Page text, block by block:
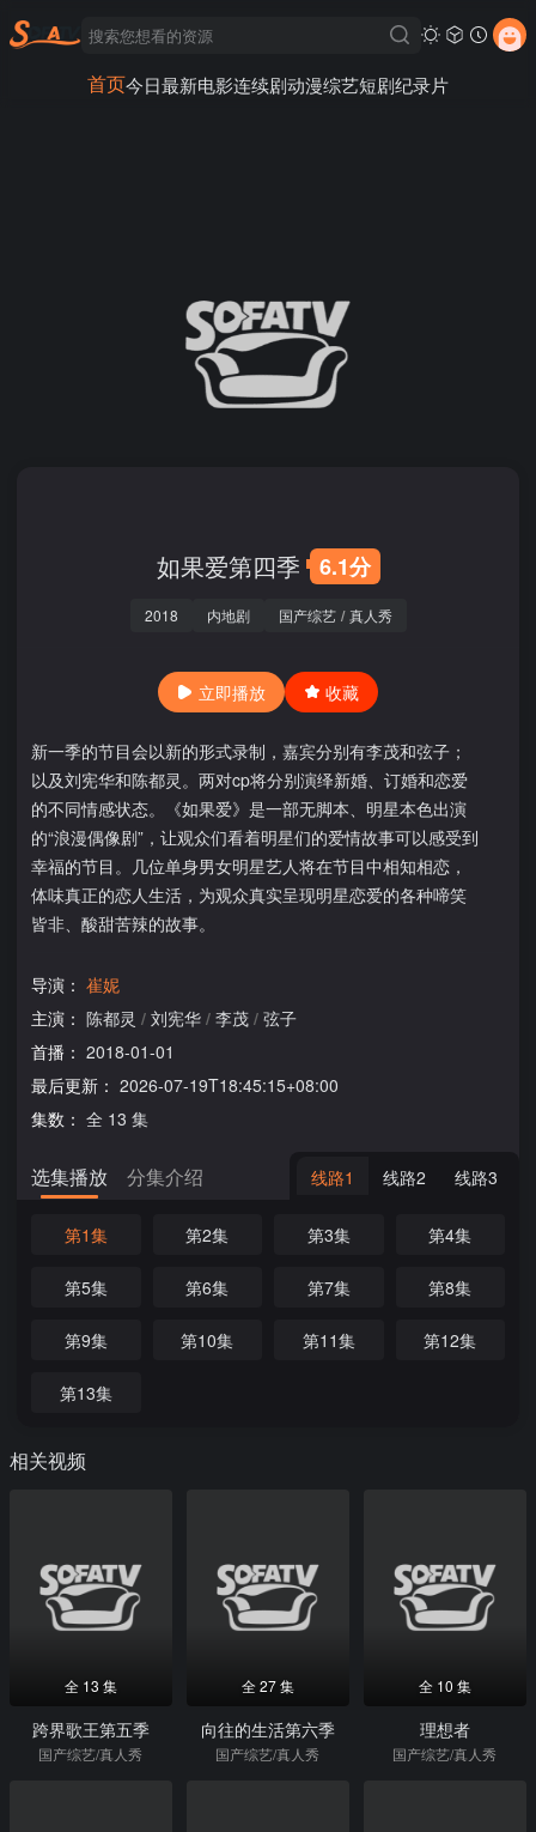
首页今日最新电影连续剧动漫综艺短剧纪录片
如果爱第四季 6.1分
2018 内地剧 国产综艺 / 真人秀
立即播放 收藏
新一季的节目会以新的形式录制，嘉宾分别有李茂和弦子；
以及刘宪华和陈都灵。两对cp将分别演绎新婚、订婚和恋爱
的不同情感状态。《如果爱》是一部无脚本、明星本色出演
的“浪漫偶像剧”，让观众们看着明星们的爱情故事可以感受到
幸福的节目。几位单身男女明星艺人将在节目中相知相恋，
体味真正的恋人生活，为观众真实呈现明星恋爱的各种啼笑
皆非、酸甜苦辣的故事。
导演： 崔妮
主演： 陈都灵 / 刘宪华 / 李茂 / 弦子
首播： 2018-01-01
最后更新： 2026-07-19T18:45:15+08:00
集数： 全 13 集
选集播放 分集介绍 线路1 线路2 线路3
第1集 第2集 第3集 第4集
第5集 第6集 第7集 第8集
第9集 第10集 第11集 第12集
第13集
相关视频
全 13 集
跨界歌王第五季
国产综艺/真人秀
全 27 集
向往的生活第六季
国产综艺/真人秀
全 10 集
理想者
国产综艺/真人秀